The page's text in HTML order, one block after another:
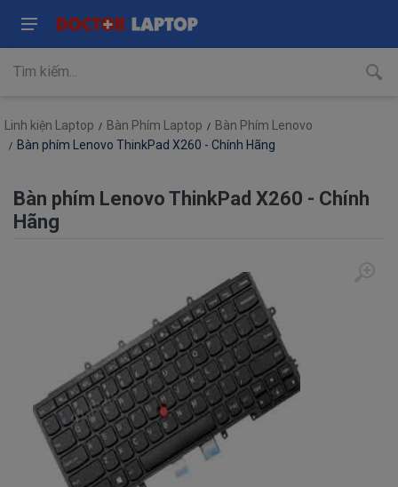
Linh kiện Laptop Bàn Phím Laptop
Bàn Phím Lenovo
Bàn phím Lenovo ThinkPad X260 - Chính Hãng
Bàn phím Lenovo ThinkPad X260 - Chính
Hãng